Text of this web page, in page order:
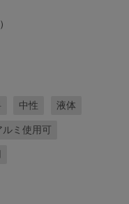
中性 液体
ルミ使用可